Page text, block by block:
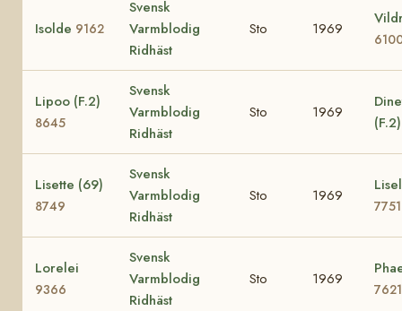
Isolde 9162
Svensk
Varmblodig
Ridhäst
Sto 1969
Lipoo (F.2)
8645
Svensk
Varmblodig
Ridhäst
Sto 1969
Lisette (69)
8749
Svensk
Varmblodig
Ridhäst
Sto 1969
7751
Lorelei
9366
Svensk
Varmblodig
Ridhäst
Sto 1969
7621